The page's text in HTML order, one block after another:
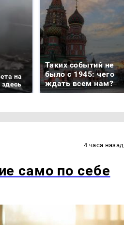
на
здесь
Таких событий не
было с 1945: чего
ждать всем нам?
4 часа назад
само по себе